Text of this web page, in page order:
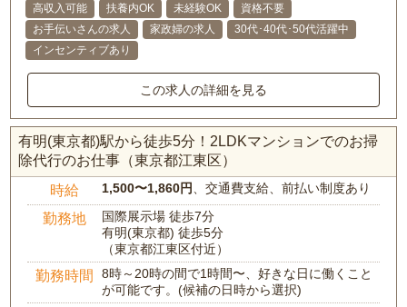
高収入可能
扶養内OK 未経験OK
資格不要
お手伝いさんの求人
家政婦の求人
30代･40代･50代活躍中
インセンティブあり
この求人の詳細を見る
有明(東京都)駅から徒歩5分！2LDKマンションでのお掃
除代行のお仕事（東京都江東区）
時給 1,500〜1,860円 、交通費支給、前払い制度あり
勤務地
国際展示場 徒歩7分
有明(東京都) 徒歩5分
（東京都江東区付近）
勤務時間
8時～20時の間で1時間〜、好きな日に働くこと
が可能です。(候補の日時から選択)